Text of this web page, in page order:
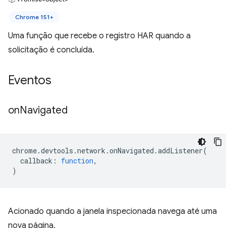
Chrome 151+
Uma função que recebe o registro HAR quando a
solicitação é concluída.
Eventos
onNavigated
chrome.devtools .network .onNavigated .addListener(
callback : function,
)
Acionado quando a janela inspecionada navega até uma
nova página.